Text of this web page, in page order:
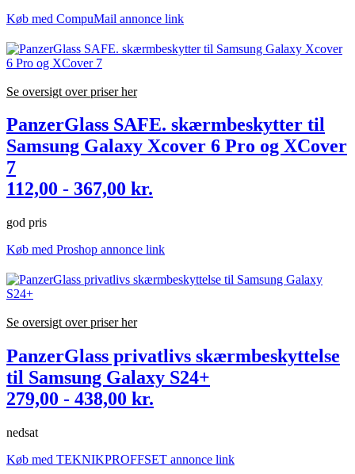
Køb med CompuMail annonce link
Se oversigt over priser her
PanzerGlass SAFE. skærmbeskytter til
Samsung Galaxy Xcover 6 Pro og XCover
7
112,00 - 367,00 kr.
god pris
Køb med Proshop annonce link
Se oversigt over priser her
PanzerGlass privatlivs skærmbeskyttelse
til Samsung Galaxy S24+
279,00 - 438,00 kr.
nedsat
Køb med TEKNIKPROFFSET annonce link